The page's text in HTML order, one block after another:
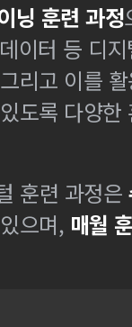
닝 훈련 과정
이터 등 디
리고 이를
도록 다양
훈련 과정은
으며, 매월